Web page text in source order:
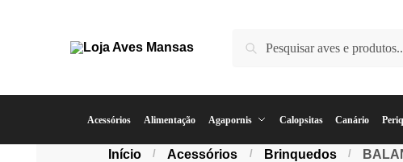
Pesquisar
Acessórios Alimentação Agapornis Calopsitas Canário
Início / Acessórios / Brinquedos /